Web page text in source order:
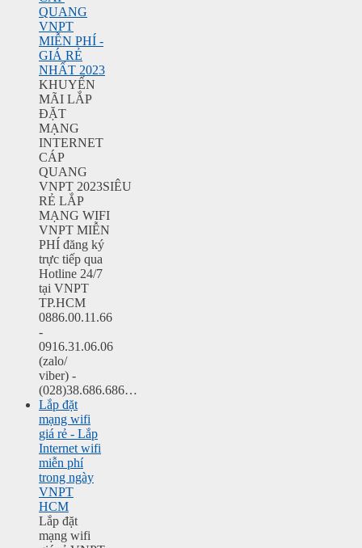
QUANG
VNPT
MIỄN PHÍ -
GIÁ RẺ
NHẤT 2023
KHUYẾN
MÃI LẮP
ĐẶT
MẠNG
INTERNET
CÁP
QUANG
VNPT 2023SIÊU
RẺ LẮP
MẠNG WIFI
VNPT MIỄN
PHÍ đăng ký
trực tiếp qua
Hotline 24/7
tại VNPT
TP.HCM
0886.00.11.66
-
0916.31.06.06
(zalo/
viber) -
(028)38.686.686…
Lắp đặt
mạng wifi
giá rẻ - Lắp
Internet wifi
miễn phí
trong ngày
VNPT
HCM
Lắp đặt
mạng wifi